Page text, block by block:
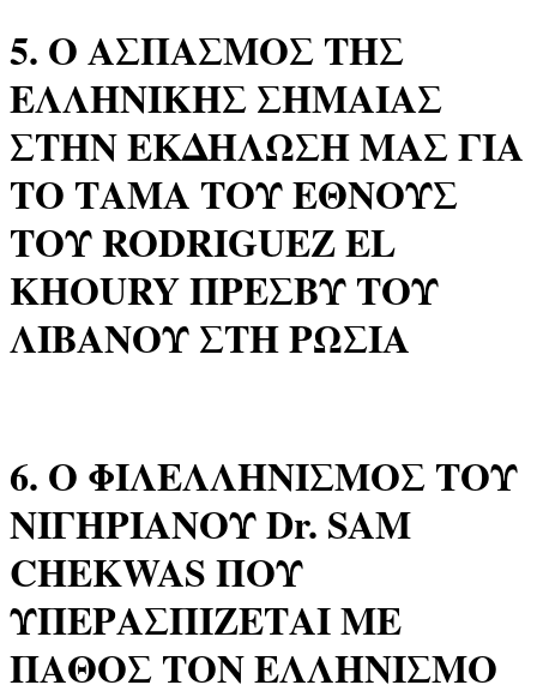
5. Ο ΑΣΠΑΣΜΟΣ ΤΗΣ
ΕΛΛΗΝΙΚΗΣ ΣΗΜΑΙΑΣ
ΣΤΗΝ ΕΚΔΗΛΩΣΗ ΜΑΣ ΓΙΑ
ΤΟ ΤΑΜΑ ΤΟΥ ΕΘΝΟΥΣ
ΤΟΥ RODRIGUEZ EL
KHOURY ΠΡΕΣΒΥ ΤΟΥ
ΛΙΒΑΝΟΥ ΣΤΗ ΡΩΣΙΑ
6. Ο ΦΙΛΕΛΛΗΝΙΣΜΟΣ ΤΟΥ
ΝΙΓΗΡΙΑΝΟΥ Dr. SAM
CHEKWAS ΠΟΥ
ΥΠΕΡΑΣΠΙΖΕΤΑΙ ΜΕ
ΠΑΘΟΣ ΤΟΝ ΕΛΛΗΝΙΣΜΟ